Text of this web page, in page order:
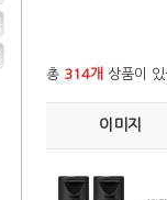
총 314개 상품이 있
이미지